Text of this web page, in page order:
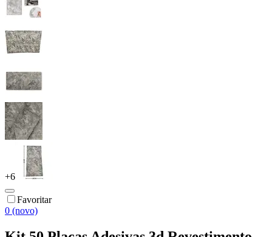
+6
Favoritar
0 (novo)